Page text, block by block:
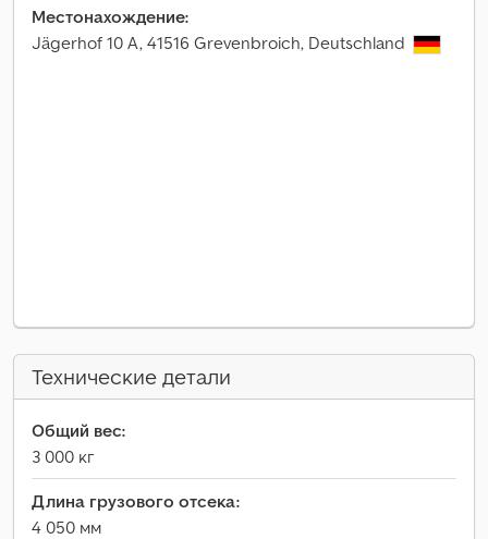
Местонахождение:
Jägerhof 10 A, 41516 Grevenbroich, Deutschland
Технические детали
Общий вес:
3 000 кг
Длина грузового отсека:
4 050 мм